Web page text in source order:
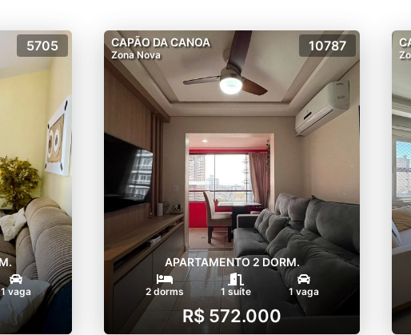
5705
1 vaga
CAPÃO DA CANOA
Zona Nova
10787
APARTAMENTO 2 DORM.
2 dorms 1 suíte 1 vaga
R$ 572.000